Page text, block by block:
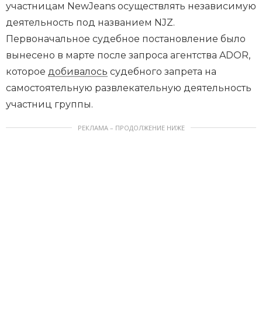
участницам NewJeans осуществлять независимую
деятельность под названием NJZ.
Первоначальное судебное постановление было
вынесено в марте после запроса агентства ADOR,
которое добивалось судебного запрета на
самостоятельную развлекательную деятельность
участниц группы.
РЕКЛАМА – ПРОДОЛЖЕНИЕ НИЖЕ